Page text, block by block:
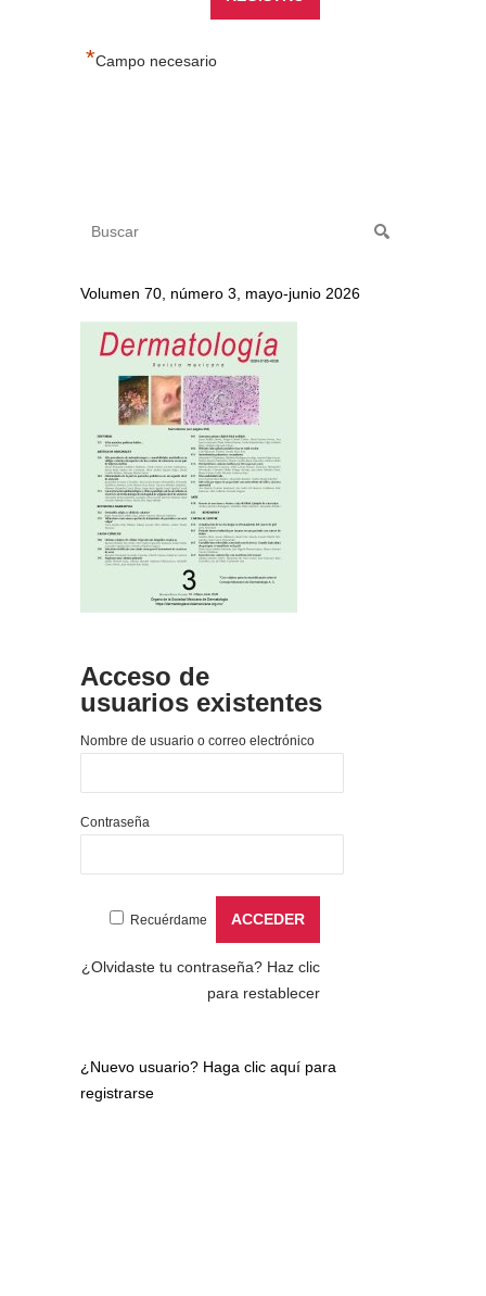
*Campo necesario
Volumen 70, número 3, mayo-junio 2026
Acceso de
usuarios existentes
Nombre de usuario o correo electrónico
Contraseña
Recuérdame
¿Olvidaste tu contraseña? Haz clic
para restablecer
¿Nuevo usuario? Haga clic aquí para
registrarse